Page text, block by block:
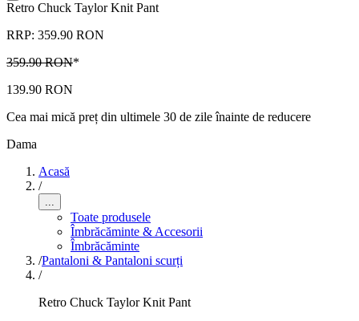
Retro Chuck Taylor Knit Pant
RRP: 359.90 RON
359.90 RON*
139.90 RON
Cea mai mică preț din ultimele 30 de zile înainte de reducere
Dama
Acasă
/
...
Toate produsele
Îmbrăcăminte & Accesorii
Îmbrăcăminte
/Pantaloni & Pantaloni scurți
/
Retro Chuck Taylor Knit Pant